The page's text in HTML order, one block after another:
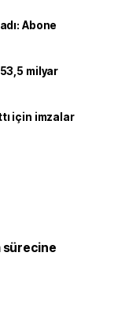
Abone
milyar
için imzalar
sürecine